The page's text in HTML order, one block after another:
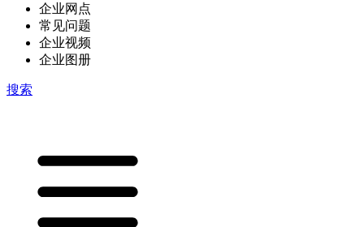
企业网点
常见问题
企业视频
企业图册
搜索